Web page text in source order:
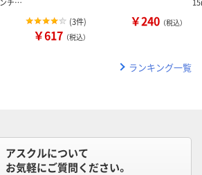
(3件)
￥617 （税込）
￥240 （税込）
ランキング一覧
アスクルについて
お気軽にご質問ください。